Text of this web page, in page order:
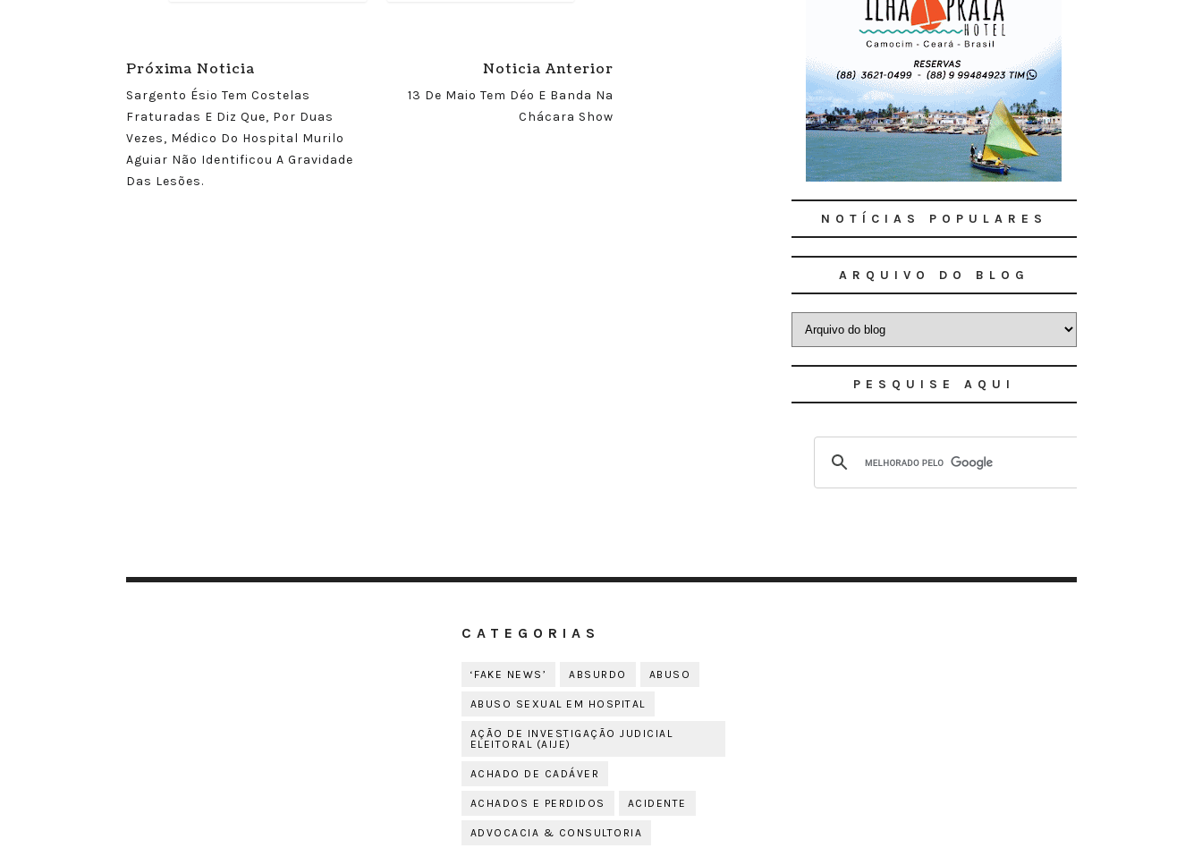
Próxima Noticia
Sargento Ésio Tem Costelas
Fraturadas E Diz Que, Por Duas
Vezes, Médico Do Hospital Murilo
Aguiar Não Identificou A Gravidade
Das Lesões.
Noticia Anterior
13 De Maio Tem Déo E Banda Na
Chácara Show
NOTÍCIAS POPULARES
ARQUIVO DO BLOG
PESQUISE AQUI
CATEGORIAS
‘FAKE NEWS’ ABSURDO ABUSO
ABUSO SEXUAL EM HOSPITAL
AÇÃO DE INVESTIGAÇÃO JUDICIAL
ELEITORAL (AIJE)
ACHADO DE CADÁVER
ACHADOS E PERDIDOS ACIDENTE
ADVOCACIA & CONSULTORIA